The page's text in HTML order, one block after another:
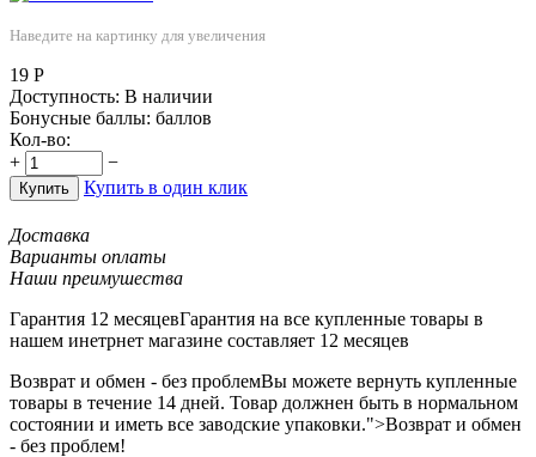
Наведите на картинку для увеличения
19 Р
Доступность: В наличии
Бонусные баллы: баллов
Кол-во:
+
−
Купить Купить в один клик
Доставка
Варианты оплаты
Наши преимушества
Гарантия 12 месяцевГарантия на все купленные товары в
нашем инетрнет магазине составляет 12 месяцев
Возврат и обмен - без проблемВы можете вернуть купленные
товары в течение 14 дней. Товар должнен быть в нормальном
состоянии и иметь все заводские упаковки.">Возврат и обмен
- без проблем!